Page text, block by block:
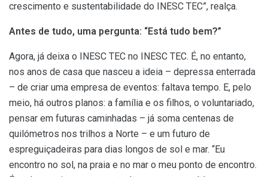
crescimento e sustentabilidade do INESC TEC”, realça.
Antes de tudo, uma pergunta: “Está tudo bem?”
Agora, já deixa o INESC TEC no INESC TEC. É, no entanto,
nos anos de casa que nasceu a ideia – depressa enterrada
– de criar uma empresa de eventos: faltava tempo. E, pelo
meio, há outros planos: a família e os filhos, o voluntariado,
pensar em futuras caminhadas – já soma centenas de
quilómetros nos trilhos a Norte – e um futuro de
espreguiçadeiras para dias longos de sol e mar. “Eu
encontro no sol, na praia e no mar o meu ponto de encontro.